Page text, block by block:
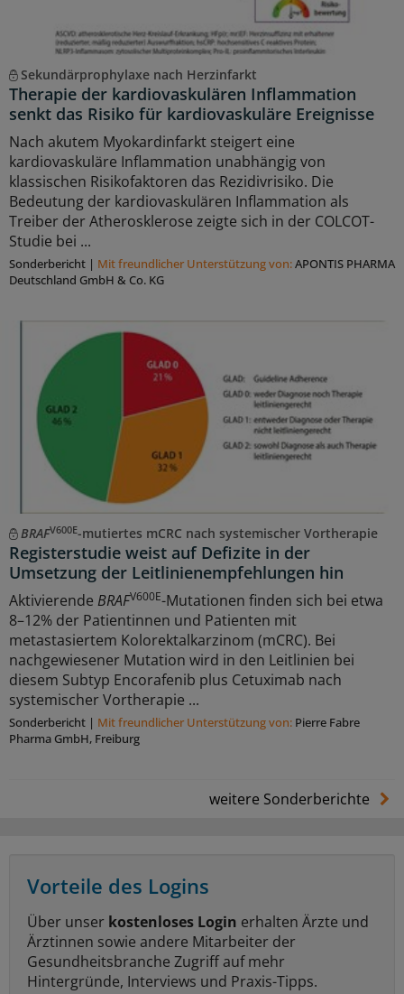
Sekundärprophylaxe nach Herzinfarkt
Therapie der kardiovaskulären Inflammation
senkt das Risiko für kardiovaskuläre Ereignisse
Nach akutem Myokardinfarkt steigert eine
kardiovaskuläre Inflammation unabhängig von
klassischen Risikofaktoren das Rezidivrisiko. Die
Bedeutung der kardiovaskulären Inflammation als
Treiber der Atherosklerose zeigte sich in der COLCOT-
Studie bei ...
Sonderbericht | Mit freundlicher Unterstützung von:APONTIS PHARMA
Deutschland GmbH & Co. KG
BRAFV600E-mutiertes mCRC nach systemischer Vortherapie
Registerstudie weist auf Defizite in der
Umsetzung der Leitlinienempfehlungen hin
Aktivierende BRAFV600E-Mutationen finden sich bei etwa
8–12% der Patientinnen und Patienten mit
metastasiertem Kolorektalkarzinom (mCRC). Bei
nachgewiesener Mutation wird in den Leitlinien bei
diesem Subtyp Encorafenib plus Cetuximab nach
systemischer Vortherapie ...
Sonderbericht | Mit freundlicher Unterstützung von: Pierre Fabre
Pharma GmbH, Freiburg
weitere Sonderberichte
Vorteile des Logins
Über unser kostenloses Login erhalten Ärzte und
Ärztinnen sowie andere Mitarbeiter der
Gesundheitsbranche Zugriff auf mehr
Hintergründe, Interviews und Praxis-Tipps.